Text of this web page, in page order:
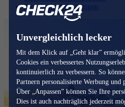
Unvergleichlich lecker
Mit dem Klick auf „Geht klar”
Cookies ein verbessertes
kontinuierlich zu verbessern. So
Partnern personalisierte Werbung und
Über „Anpassen” können Sie Ihre
Dies ist auch nachträglich jederzeit
Zum Seitenfuß springen